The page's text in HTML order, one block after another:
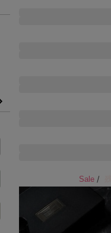
Sale /